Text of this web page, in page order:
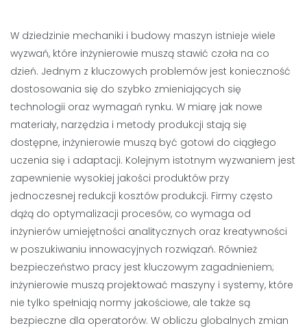
W dziedzinie mechaniki i budowy maszyn istnieje wiele
wyzwań, które inżynierowie muszą stawić czoła na co
dzień. Jednym z kluczowych problemów jest konieczność
dostosowania się do szybko zmieniających się
technologii oraz wymagań rynku. W miarę jak nowe
materiały, narzędzia i metody produkcji stają się
dostępne, inżynierowie muszą być gotowi do ciągłego
uczenia się i adaptacji. Kolejnym istotnym wyzwaniem jest
zapewnienie wysokiej jakości produktów przy
jednoczesnej redukcji kosztów produkcji. Firmy często
dążą do optymalizacji procesów, co wymaga od
inżynierów umiejętności analitycznych oraz kreatywności
w poszukiwaniu innowacyjnych rozwiązań. Również
bezpieczeństwo pracy jest kluczowym zagadnieniem;
inżynierowie muszą projektować maszyny i systemy, które
nie tylko spełniają normy jakościowe, ale także są
bezpieczne dla operatorów. W obliczu globalnych zmian